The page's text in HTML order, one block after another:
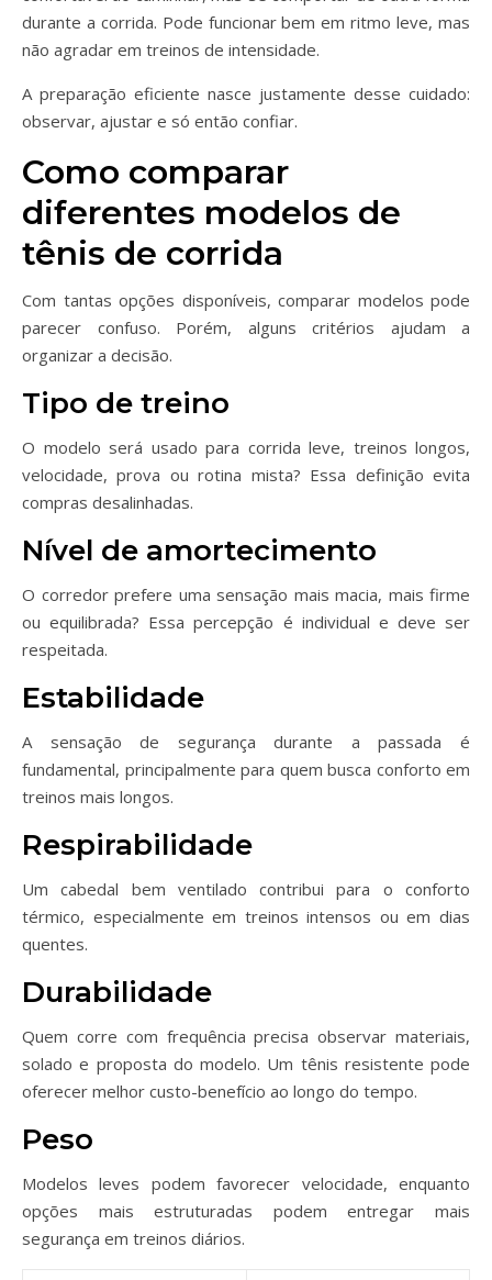
durante a corrida. Pode funcionar bem em ritmo leve, mas
não agradar em treinos de intensidade.
A preparação eficiente nasce justamente desse cuidado:
observar, ajustar e só então confiar.
Como comparar
diferentes modelos de
tênis de corrida
Com tantas opções disponíveis, comparar modelos pode
parecer confuso. Porém, alguns critérios ajudam a
organizar a decisão.
Tipo de treino
O modelo será usado para corrida leve, treinos longos,
velocidade, prova ou rotina mista? Essa definição evita
compras desalinhadas.
Nível de amortecimento
O corredor prefere uma sensação mais macia, mais firme
ou equilibrada? Essa percepção é individual e deve ser
respeitada.
Estabilidade
A sensação de segurança durante a passada é
fundamental, principalmente para quem busca conforto em
treinos mais longos.
Respirabilidade
Um cabedal bem ventilado contribui para o conforto
térmico, especialmente em treinos intensos ou em dias
quentes.
Durabilidade
Quem corre com frequência precisa observar materiais,
solado e proposta do modelo. Um tênis resistente pode
oferecer melhor custo-benefício ao longo do tempo.
Peso
Modelos leves podem favorecer velocidade, enquanto
opções mais estruturadas podem entregar mais
segurança em treinos diários.